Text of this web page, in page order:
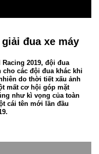
đua xe máy
2019, đội đua
cho các đội đua khác khi
do thời tiết xấu ảnh
mất cơ hội góp mặt
như kì vọng của toàn
cái tên mới lần đầu